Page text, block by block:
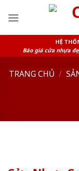
HỆ
Báo giá cửa nhựa
TRANG CHỦ /